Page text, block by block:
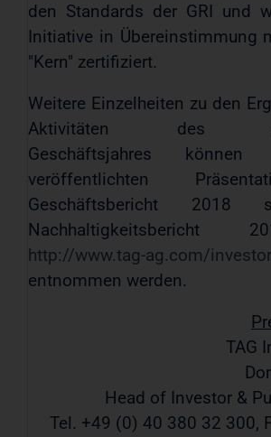
den Standards der GRI und
Initiative in Übereinstimmung
"Kern" zertifiziert.
Weitere Einzelheiten zu den
Aktivitäten des
Geschäftsjahres
veröffentlichten
Geschäftsbericht 2018
Nachhaltigkeitsbericht
http://www.tag-ag.com/
entnommen werden.
TAG
Head of Investor &
Tel. +49 (0) 40 380 32 300,